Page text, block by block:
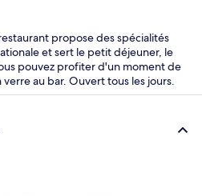
propose des spécialités
et sert le petit déjeuner, le
pouvez profiter d'un moment de
au bar. Ouvert tous les jours.